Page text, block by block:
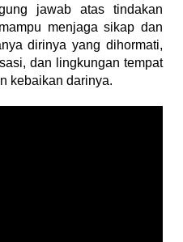
jawab atas tindakan
menjaga sikap dan
dirinya yang dihormati,
dan lingkungan tempat
kebaikan darinya.